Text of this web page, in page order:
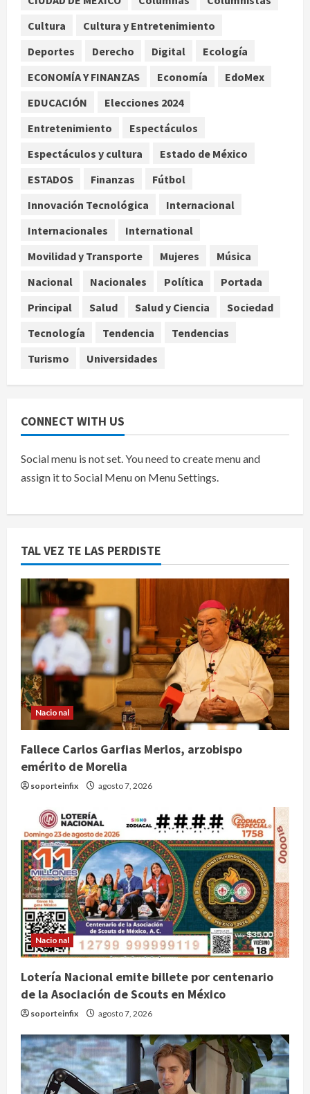
Lotería Nacional emite billete por
centenario de la Asociación de
agosto 7, 2026
Desplome de la IA arrastra a fondos
estrella de Wall Street
4
Estudio en Science vincula el
consumo de fruta ancestral con la
agosto 7, 2026
Internacional
EE.UU. amplía revisión de redes
y ciertos ciudadanos de México y
Cultura
Cultura y Entretenimiento
Deportes
Derecho Digital
Ecología
ECONOMÍA Y FINANZAS
Economía
EdoMex
EDUCACIÓN
Elecciones 2024
Entretenimiento
Espectáculos
Espectáculos y cultura
Estado de México
ESTADOS
Finanzas
Fútbol
Innovación Tecnológica
Internacional
Internacionales
International
Movilidad y Transporte
Mujeres
Música
Nacional
Nacionales Política
Portada
Principal
Salud Salud y Ciencia
Sociedad
Tecnología
Tendencia
Tendencias
Turismo
Universidades
CONNECT WITH US
Social menu is not set. You need to create menu and
assign it to Social Menu on Menu Settings.
TAL VEZ TE LAS PERDISTE
Nacional
Fallece Carlos Garfias Merlos, arzobispo
emérito de Morelia
soporteinfix agosto 7, 2026
Nacional
Lotería Nacional emite billete por centenario
de la Asociación de Scouts en México
soporteinfix agosto 7, 2026